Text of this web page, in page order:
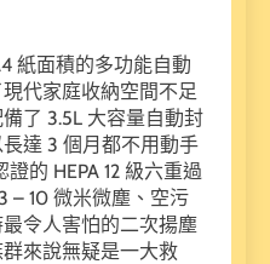
紙面積的多功能自動
代家庭收納空間不足
了 3.5L 大容量自動封
達 3 個月都不用動手
的 HEPA 12 級六重過
– 10 微米微塵、空污
令人害怕的二次揚塵
來說無疑是一大救